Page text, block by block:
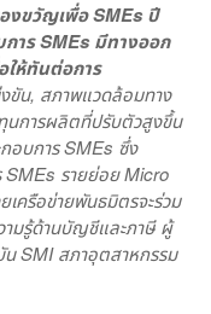
งขวัญเพื่อSMEs ปี
การSMEs มีทางออก
ให้ทันต่อการ
ขัน, สภาพแวดล้อมทาง
นการผลิตที่ปรับตัวสูงขึ้น
อบการSMEs ซึ่ง
SMEs รายย่อยMicro
ครือข่ายพันธมิตรจะร่วม
มรู้ด้านบัญชีและภาษี ผู้
นSMIสภาอุตสาหกรรม